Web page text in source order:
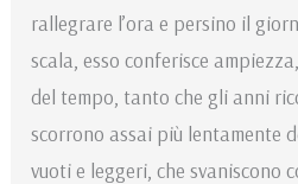
rallegrare l’ora e persino il
scala, esso conferisce
del tempo, tanto che gli anni
scorrono assai più lentamente
vuoti e leggeri, che svaniscono